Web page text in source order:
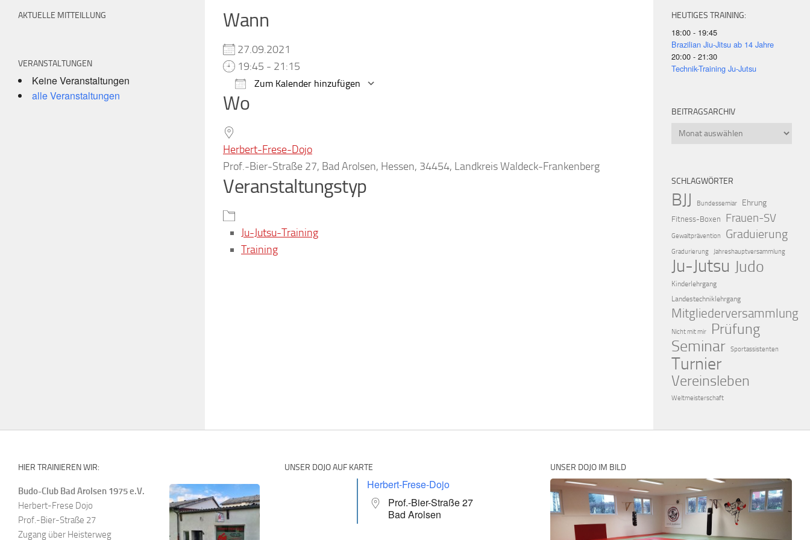
Wann
27.09.2021
19:45 - 21:15
Zum Kalender hinzufügen
ICS herunterladen
Wo
Herbert-Frese-Dojo
Prof.-Bier-Straße 27, Bad Arolsen, Hessen, 34454, Landkreis Waldeck-Frankenberg
Veranstaltungstyp
Ju-Jutsu-Training
Training
AKTUELLE MITTEILLUNG
VERANSTALTUNGEN
Keine Veranstaltungen
alle Veranstaltungen
HEUTIGES TRAINING:
18:00 - 19:45
Brazilian Jiu-Jitsu ab 14 Jahre
20:00 - 21:30
Technik-Training Ju-Jutsu
BEITRAGSARCHIV
Beitragsarchiv
SCHLAGWÖRTER
BJJ Bundessemiar Ehrung
Fitness-Boxen Frauen-SV
Gewaltprävention Graduierung
Gradurierung Jahreshauptversammlung
Ju-Jutsu Judo
Kinderlehrgang
Landestechniklehrgang
Mitgliederversammlung
Nicht mit mir Prüfung
Seminar Sportassistenten
Turnier
Vereinsleben
Weltmeisterschaft
HIER TRAINIEREN WIR:
Budo-Club Bad Arolsen 1975 e.V.
Herbert-Frese Dojo
Prof.-Bier-Straße 27
Zugang über Heisterweg
UNSER DOJO AUF KARTE
Herbert-Frese-Dojo
Prof.-Bier-Straße 27
Bad Arolsen
UNSER DOJO IM BILD